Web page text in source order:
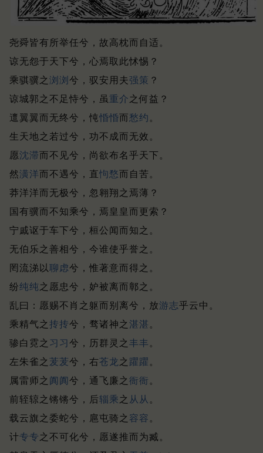
尧舜皆有所举任兮，故高枕而自适。
谅无怨于天下兮，心焉取此怵惕？
乘骐骥之 浏浏 兮，驭安用夫强策 ？
谅城郭之不足恃兮，虽 重介 之何益？
邅翼翼而无终兮，忳惛惛而愁约 。
生天地之若过兮，功不成而无效。
愿沈滞而不见兮，尚欲布名乎天下。
然潢洋而不遇兮，直怐愗而自苦。
莽洋洋而无极兮，忽翱翔之焉薄？
国有骥而不知乘兮，焉皇皇而更索？
宁戚讴于车下兮，桓公闻而知之。
无伯乐之善相兮，今谁使乎誉之。
罔流涕以聊虑兮，惟著意而得之。
纷纯纯 之愿忠兮，妒被离而鄣之。
乱曰：愿赐不肖之躯而别离兮，放游志乎云中。
乘精气之 抟抟兮，骛诸神之 湛湛 。
骖白霓之 习习 兮，历群灵之 丰丰 。
左朱雀之 茇茇兮，右苍龙 之 躣躣 。
属雷师之 阗阗 兮，通飞廉之 衙衙 。
前轾辌之锵锵兮，后辎乘 之 从从 。
载云旗之委蛇兮，扈屯骑之 容容 。
计专专 之不可化兮，愿遂推而为臧。